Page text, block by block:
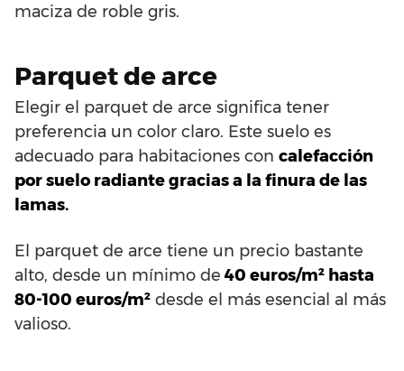
maciza de roble gris.
Parquet de arce
Elegir el parquet de arce significa tener
preferencia un color claro. Este suelo es
adecuado para habitaciones con calefacción
por suelo radiante gracias a la finura de las
lamas.
El parquet de arce tiene un precio bastante
alto, desde un mínimo de 40 euros/m² hasta
80-100 euros/m² desde el más esencial al más
valioso.